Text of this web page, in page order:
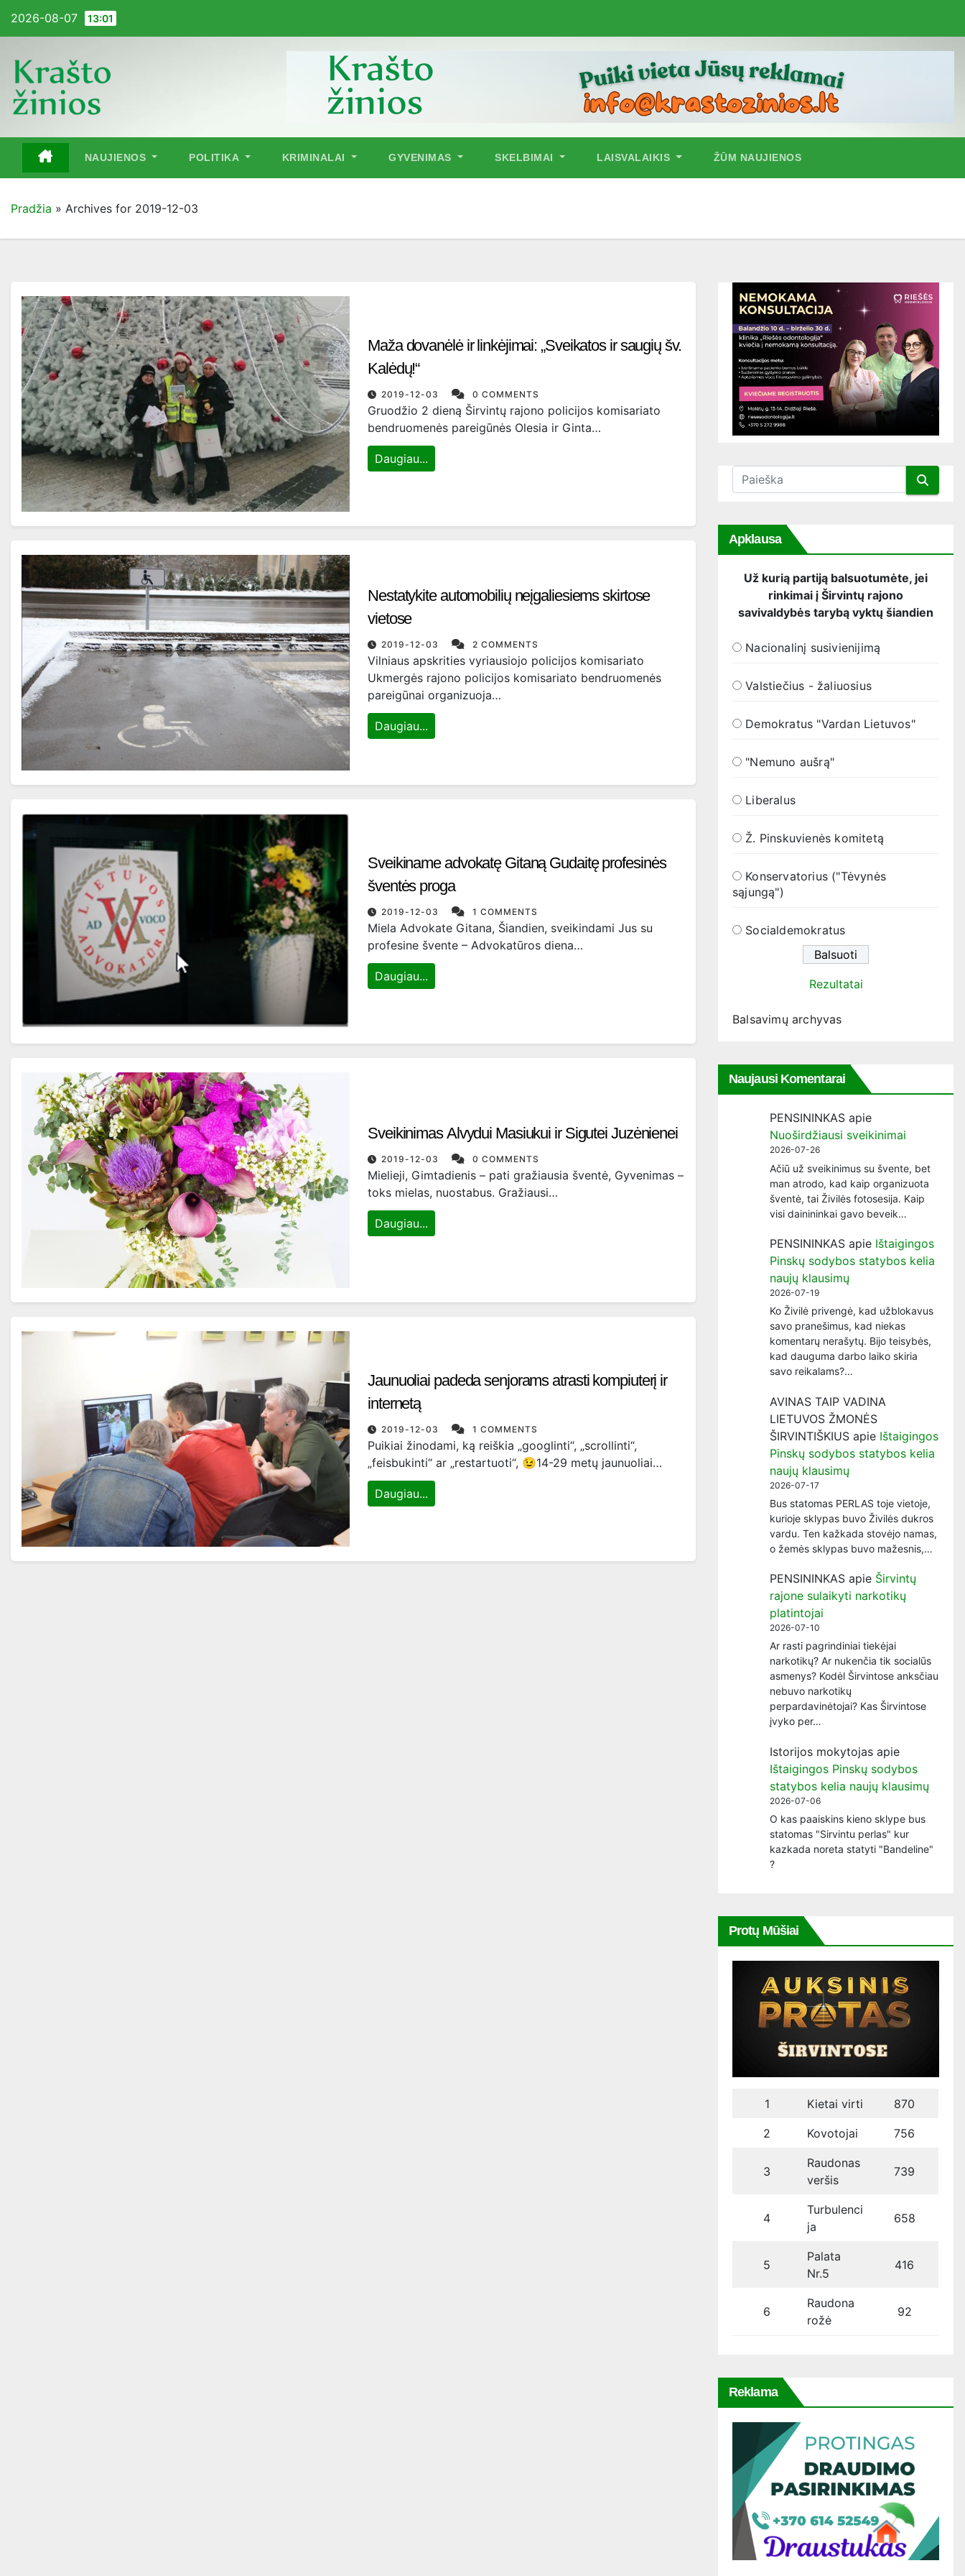
2026-08-07 13:01
NAUJIENOS POLITIKA KRIMINALAI GYVENIMAS SKELBIMAI LAISVALAIKIS ŽŪM NAUJIENOS
Pradžia » Archives for 2019-12-03
Maža dovanėlė ir linkėjimai: „Sveikatos ir saugių šv.
Kalėdų!“
2019-12-03 0 COMMENTS
Gruodžio 2 dieną Širvintų rajono policijos komisariato
bendruomenės pareigūnės Olesia ir Ginta…
Daugiau...
Nestatykite automobilių neįgaliesiems skirtose
vietose
2019-12-03 2 COMMENTS
Vilniaus apskrities vyriausiojo policijos komisariato
Ukmergės rajono policijos komisariato bendruomenės
pareigūnai organizuoja…
Daugiau...
Sveikiname advokatę Gitaną Gudaitę profesinės
šventės proga
2019-12-03 1 COMMENTS
Miela Advokate Gitana, Šiandien, sveikindami Jus su
profesine švente – Advokatūros diena…
Daugiau...
Sveikinimas Alvydui Masiukui ir Sigutei Juzėnienei
2019-12-03 0 COMMENTS
Mielieji, Gimtadienis – pati gražiausia šventė, Gyvenimas –
toks mielas, nuostabus. Gražiausi…
Daugiau...
Jaunuoliai padeda senjorams atrasti kompiuterį ir
internetą
2019-12-03 1 COMMENTS
Puikiai žinodami, ką reiškia „googlinti“, „scrollinti“,
„feisbukinti“ ar „restartuoti“, 😉14-29 metų jaunuoliai…
Daugiau...
Apklausa
Už kurią partiją balsuotumėte, jei
rinkimai į Širvintų rajono
savivaldybės tarybą vyktų šiandien
Nacionalinį susivienijimą
Valstiečius - žaliuosius
Demokratus "Vardan Lietuvos"
"Nemuno aušrą"
Liberalus
Ž. Pinskuvienės komitetą
Konservatorius ("Tėvynės
sąjungą")
Socialdemokratus
Rezultatai
Balsavimų archyvas
Naujausi Komentarai
PENSININKAS apie
Nuoširdžiausi sveikinimai
2026-07-26
Ačiū už sveikinimus su švente, bet
man atrodo, kad kaip organizuota
šventė, tai Živilės fotosesija. Kaip
visi dainininkai gavo beveik…
PENSININKAS apie Ištaigingos
Pinskų sodybos statybos kelia
naujų klausimų
2026-07-19
Ko Živilė privengė, kad užblokavus
savo pranešimus, kad niekas
komentarų nerašytų. Bijo teisybės,
kad dauguma darbo laiko skiria
savo reikalams?…
AVINAS TAIP VADINA
LIETUVOS ŽMONĖS
ŠIRVINTIŠKIUS apie Ištaigingos
Pinskų sodybos statybos kelia
naujų klausimų
2026-07-17
Bus statomas PERLAS toje vietoje,
kurioje sklypas buvo Živilės dukros
vardu. Ten kažkada stovėjo namas,
o žemės sklypas buvo mažesnis,…
PENSININKAS apie Širvintų
rajone sulaikyti narkotikų
platintojai
2026-07-10
Ar rasti pagrindiniai tiekėjai
narkotikų? Ar nukenčia tik socialūs
asmenys? Kodėl Širvintose anksčiau
nebuvo narkotikų
perpardavinėtojai? Kas Širvintose
įvyko per…
Istorijos mokytojas apie
Ištaigingos Pinskų sodybos
statybos kelia naujų klausimų
2026-07-06
O kas paaiskins kieno sklype bus
statomas "Sirvintu perlas" kur
kazkada noreta statyti "Bandeline"
?
Protų Mūšiai
1 Kietai virti 870
2 Kovotojai 756
3
Raudonas
veršis
739
4
Turbulenci
ja
658
5
Palata
Nr.5
416
6
Raudona
rožė
92
Reklama